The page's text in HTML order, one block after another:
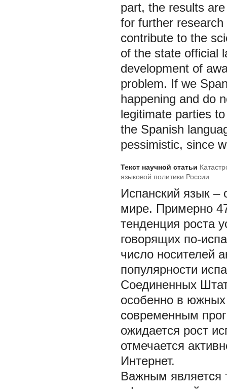
part, the results
for further
contribute to the
of the state official
development of
problem. If we
happening and do
legitimate parties
the Spanish
pessimistic, since
Текст научной статьи
языковой политики России
Испанский язык –
мире. Примерно
тенденция роста
говорящих по-
число носителей
популярности
Соединенных
особенно в южных
современным
ожидается рост
отмечается
Интернет.
Важным является